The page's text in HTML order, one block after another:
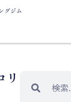
グジム
リ